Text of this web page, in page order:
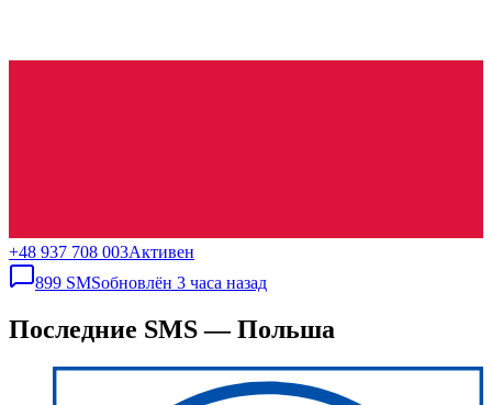
+48 937 708 003Активен
899 SMSобновлён 3 часа назад
Последние SMS — Польша